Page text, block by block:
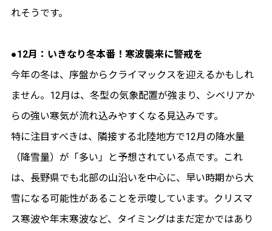
れそうです。
●12月：いきなり冬本番！寒波襲来に警戒を
今年の冬は、序盤からクライマックスを迎えるかもしれ
ません。12月は、冬型の気象配置が強まり、シベリアか
らの強い寒気が流れ込みやすくなる見込みです。
特に注目すべきは、隣接する北陸地方で12月の降水量
（降雪量）が「多い」と予想されている点です。これ
は、長野県でも北部の山沿いを中心に、早い時期から大
雪になる可能性があることを示唆しています。クリスマ
ス寒波や年末寒波など、タイミングはまだ定かではあり